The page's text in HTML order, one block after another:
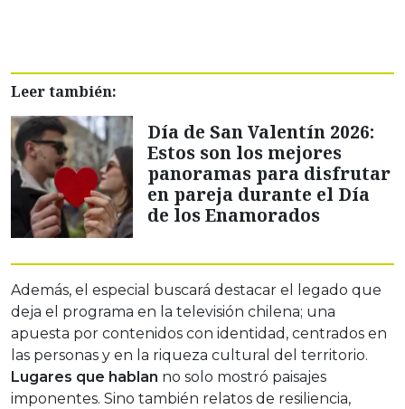
Leer también:
Día de San Valentín 2026:
Estos son los mejores
panoramas para disfrutar
en pareja durante el Día
de los Enamorados
Además, el especial buscará destacar el legado que
deja el programa en la televisión chilena; una
apuesta por contenidos con identidad, centrados en
las personas y en la riqueza cultural del territorio.
Lugares que hablan no solo mostró paisajes
imponentes. Sino también relatos de resiliencia,